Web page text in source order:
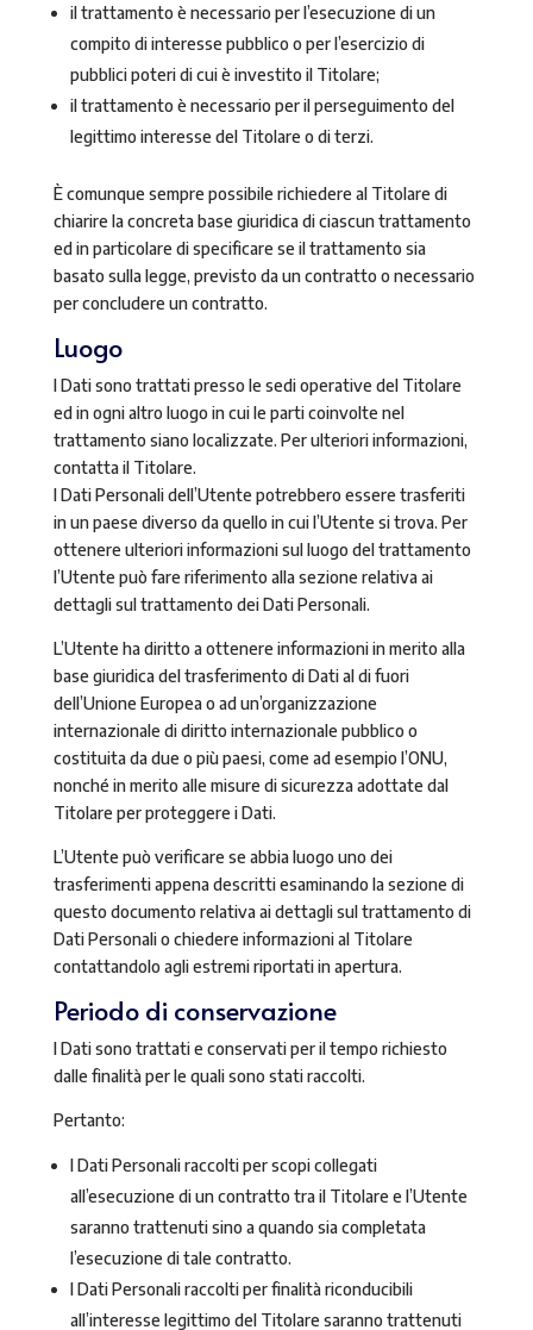
il trattamento è necessario per l’esecuzione di un
compito di interesse pubblico o per l’esercizio di
pubblici poteri di cui è investito il Titolare;
il trattamento è necessario per il perseguimento del
legittimo interesse del Titolare o di terzi.
È comunque sempre possibile richiedere al Titolare di
chiarire la concreta base giuridica di ciascun trattamento
ed in particolare di specificare se il trattamento sia
basato sulla legge, previsto da un contratto o necessario
per concludere un contratto.
Luogo
I Dati sono trattati presso le sedi operative del Titolare
ed in ogni altro luogo in cui le parti coinvolte nel
trattamento siano localizzate. Per ulteriori informazioni,
contatta il Titolare.
I Dati Personali dell’Utente potrebbero essere trasferiti
in un paese diverso da quello in cui l’Utente si trova. Per
ottenere ulteriori informazioni sul luogo del trattamento
l’Utente può fare riferimento alla sezione relativa ai
dettagli sul trattamento dei Dati Personali.
L’Utente ha diritto a ottenere informazioni in merito alla
base giuridica del trasferimento di Dati al di fuori
dell’Unione Europea o ad un’organizzazione
internazionale di diritto internazionale pubblico o
costituita da due o più paesi, come ad esempio l’ONU,
nonché in merito alle misure di sicurezza adottate dal
Titolare per proteggere i Dati.
L’Utente può verificare se abbia luogo uno dei
trasferimenti appena descritti esaminando la sezione di
questo documento relativa ai dettagli sul trattamento di
Dati Personali o chiedere informazioni al Titolare
contattandolo agli estremi riportati in apertura.
Periodo di conservazione
I Dati sono trattati e conservati per il tempo richiesto
dalle finalità per le quali sono stati raccolti.
Pertanto:
I Dati Personali raccolti per scopi collegati
all’esecuzione di un contratto tra il Titolare e l’Utente
saranno trattenuti sino a quando sia completata
l’esecuzione di tale contratto.
I Dati Personali raccolti per finalità riconducibili
all’interesse legittimo del Titolare saranno trattenuti